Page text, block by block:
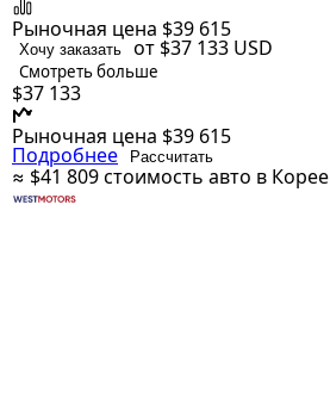
Рыночная цена $39 615
Хочу заказать от $37 133 USD
Смотреть больше
$37 133
Рыночная цена $39 615
Подробнее Рассчитать
≈ $41 809стоимость авто в Корее